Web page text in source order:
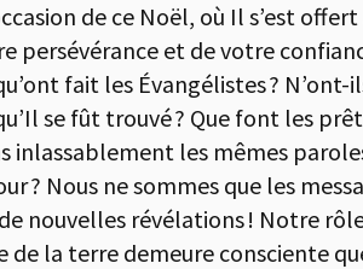
de ce Noël, où Il s’est
persévérance et de votre
fait les Évangélistes ?
se fût trouvé ? Que font les
inlassablement les mêmes
? Nous ne sommes que les
nouvelles révélations ! Notre
de la terre demeure consciente